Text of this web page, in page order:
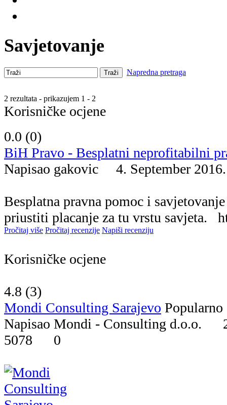
Savjetovanje
Traži Napredna pretraga
2 rezultata - prikazujem 1 - 2
Korisničke ocjene
0.0 (0)
BiH Pravo - Besplatni neprofitabilni
Napisao gakovic 4. September
Besplatna pravna pomoc i
priustiti placanje za tu vrstu savjeta.
Pročitaj više Pročitaj recenzije Napiši recenziju
Korisničke ocjene
4.8 (3)
Mondi Consulting Sarajevo Popularno
Napisao Mondi - Consulting d.o.o.
5078
0